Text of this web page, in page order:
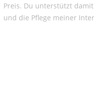
Preis. Du unterstützt
und die Pflege meiner